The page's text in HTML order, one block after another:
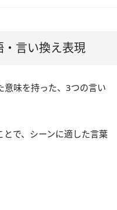
・言い換え表現
意味を持った、3つの言い
で、シーンに適した言葉